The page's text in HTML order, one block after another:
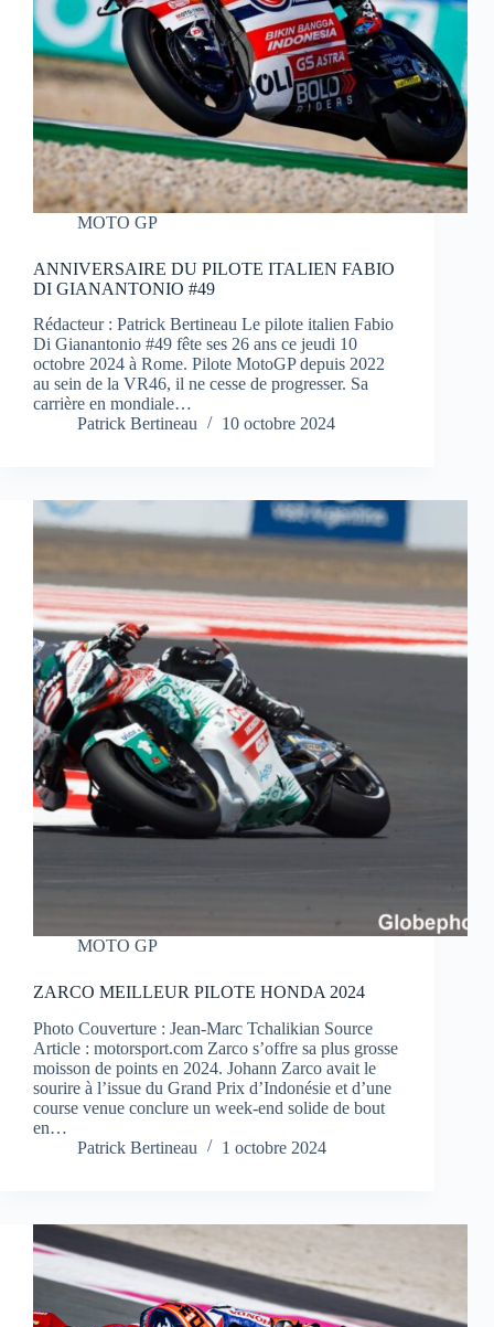
MOTO GP
ANNIVERSAIRE DU PILOTE ITALIEN FABIO
DI GIANANTONIO #49
Rédacteur : Patrick Bertineau Le pilote italien Fabio
Di Gianantonio #49 fête ses 26 ans ce jeudi 10
octobre 2024 à Rome. Pilote MotoGP depuis 2022
au sein de la VR46, il ne cesse de progresser. Sa
carrière en mondiale…
Patrick Bertineau
10 octobre 2024
MOTO GP
ZARCO MEILLEUR PILOTE HONDA 2024
Photo Couverture : Jean-Marc Tchalikian Source
Article : motorsport.com Zarco s’offre sa plus grosse
moisson de points en 2024. Johann Zarco avait le
sourire à l’issue du Grand Prix d’Indonésie et d’une
course venue conclure un week-end solide de bout
en…
Patrick Bertineau
1 octobre 2024